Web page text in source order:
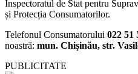
Inspectoratul de Stat pentru
și Protecția Consumatorilor.
Telefonul Consumatorului 022 51
noastră: mun. Chișinău, str.
PUBLICITATE